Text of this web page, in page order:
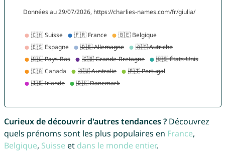
Curieux de découvrir d'autres tendances ?Découvrez
quels prénoms sont les plus populaires en France,
Belgique, Suisse et dans le monde entier.